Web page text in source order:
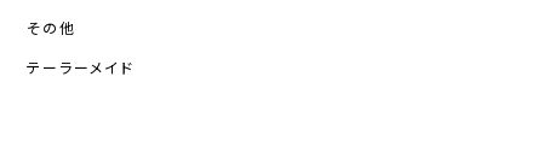
その他
テーラーメイド